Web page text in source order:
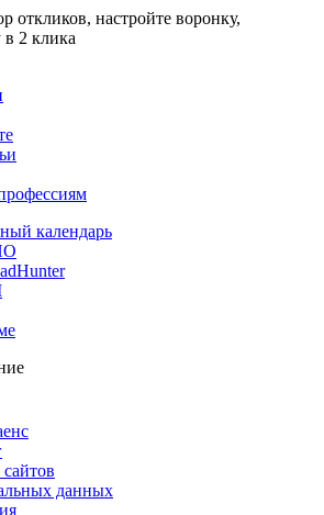
откликов, настройте воронку,
в 2 клика
календарь
данных